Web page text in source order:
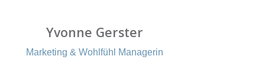
Yvonne Gerster
Marketing & Wohlfühl Managerin